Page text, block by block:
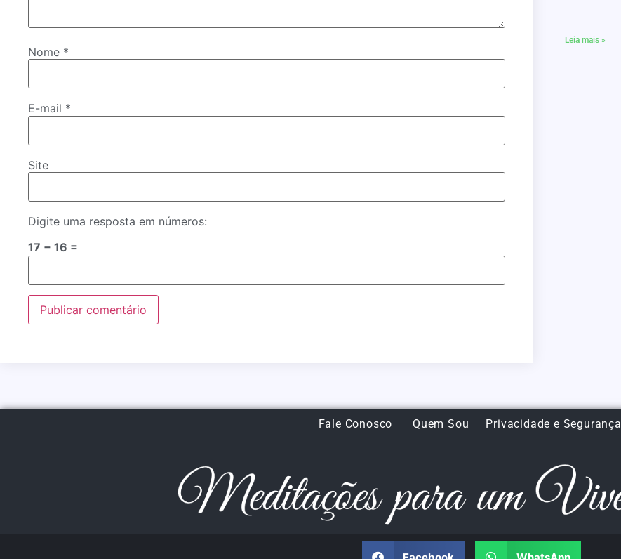
Nome *
E-mail *
Site
Digite uma resposta em números:
17 − 16 =
Leia mais »
Fale Conosco Quem Sou Privacidade e Segurança